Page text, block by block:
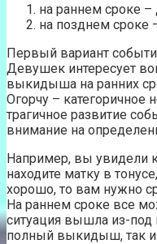
на раннем сроке –
на позднем сроке
Первый вариант
Девушек интересует
выкидыша на ранних
Огорчу – категоричное
трагичное развитие
внимание на
Например, вы увидели
находите матку в
хорошо, то вам нужно
На раннем сроке все
ситуация вышла из-под
полный выкидыш, так и